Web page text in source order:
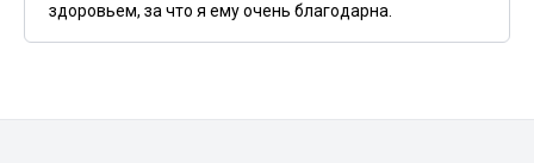
здоровьем, за что я ему очень благодарна.